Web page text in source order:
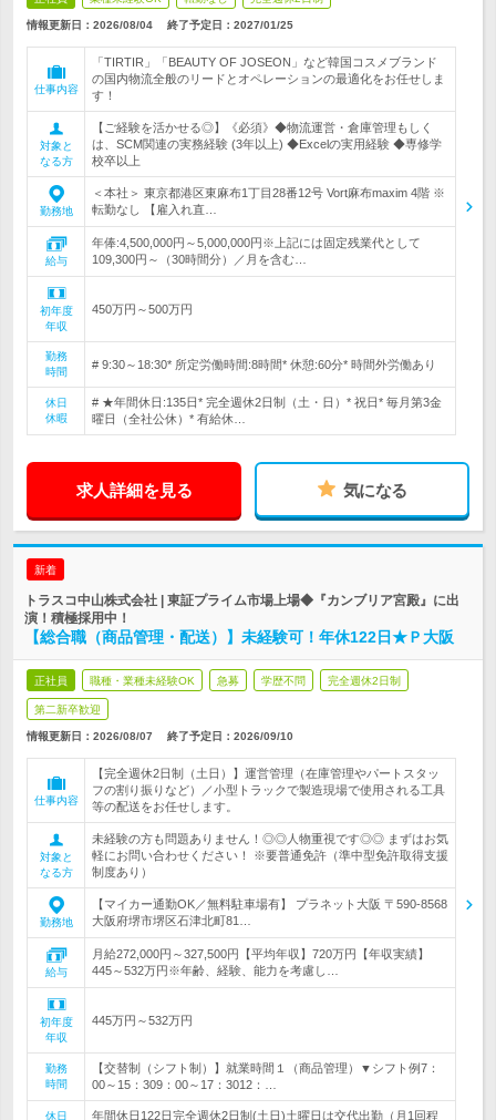
情報更新日：2026/08/04 終了予定日： 2027/01/25
仕事内容
「TIRTIR」「BEAUTY OF JOSEON」など韓国コスメブランド
の国内物流全般のリードとオペレーションの最適化をお任せしま
す！
対象と
なる方
【ご経験を活かせる◎】《必須》◆物流運営・倉庫管理もしく
は、SCM関連の実務経験 (3年以上) ◆Excelの実用経験 ◆専修学
校卒以上
勤務地
＜本社＞ 東京都港区東麻布1丁目28番12号 Vort麻布maxim 4階 ※
転勤なし 【雇入れ直…
給与
年俸:4,500,000円～5,000,000円※上記には固定残業代として
109,300円～（30時間分）／月を含む…
初年度
年収
450万円～500万円
勤務
時間
# 9:30～18:30* 所定労働時間:8時間* 休憩:60分* 時間外労働あり
休日
休暇
# ★年間休日:135日* 完全週休2日制（土・日）* 祝日* 毎月第3金
曜日（全社公休）* 有給休…
求人詳細を見る 気になる
新着
トラスコ中山株式会社 | 東証プライム市場上場◆『カンブリア宮殿』に出
演！積極採用中！
【総合職（商品管理・配送）】未経験可！年休122日★Ｐ大阪
正社員 職種・業種未経験OK 急募 学歴不問 完全週休2日制
第二新卒歓迎
情報更新日：2026/08/07 終了予定日： 2026/09/10
仕事内容
【完全週休2日制（土日）】運営管理（在庫管理やパートスタッ
フの割り振りなど）／小型トラックで製造現場で使用される工具
等の配送をお任せします。
対象と
なる方
未経験の方も問題ありません！◎◎人物重視です◎◎ まずはお気
軽にお問い合わせください！ ※要普通免許（準中型免許取得支援
制度あり）
勤務地
【マイカー通勤OK／無料駐車場有】 プラネット大阪 〒590-8568
大阪府堺市堺区石津北町81…
給与
月給272,000円～327,500円【平均年収】720万円【年収実績】
445～532万円※年齢、経験、能力を考慮し…
初年度
年収
445万円～532万円
勤務
時間
【交替制（シフト制）】就業時間１（商品管理）▼シフト例7：
00～15：309：00～17：3012：…
休日
年間休日122日完全週休2日制(土日)土曜日は交代出勤（月1回程